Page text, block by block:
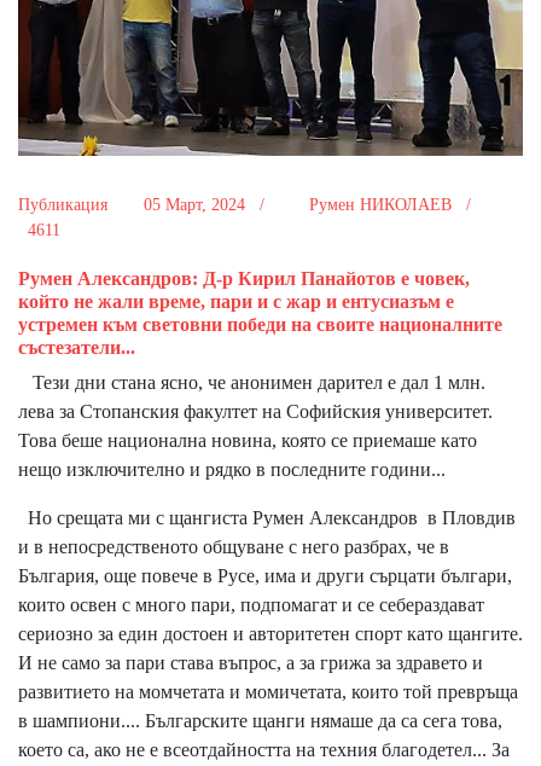
Публикация 05 Март, 2024 /
Румен НИКОЛАЕВ /
4611
Румен Александров: Д-р Кирил Панайотов е човек,
който не жали време, пари и с жар и ентусиазъм е
устремен към световни победи на своите националните
състезатели...
Тези дни стана ясно, че анонимен дарител е дал 1 млн.
лева за Стопанския факултет на Софийския университет.
Това беше национална новина, която се приемаше като
нещо изключително и рядко в последните години...
Но срещата ми с щангиста Румен Александров в Пловдив
и в непосредственото общуване с него разбрах, че в
България, още повече в Русе, има и други сърцати българи,
които освен с много пари, подпомагат и се себераздават
сериозно за един достоен и авторитетен спорт като щангите.
И не само за пари става въпрос, а за грижа за здравето и
развитието на момчетата и момичетата, които той превръща
в шампиони.... Българските щанги нямаше да са сега това,
което са, ако не е всеотдайността на техния благодетел... За